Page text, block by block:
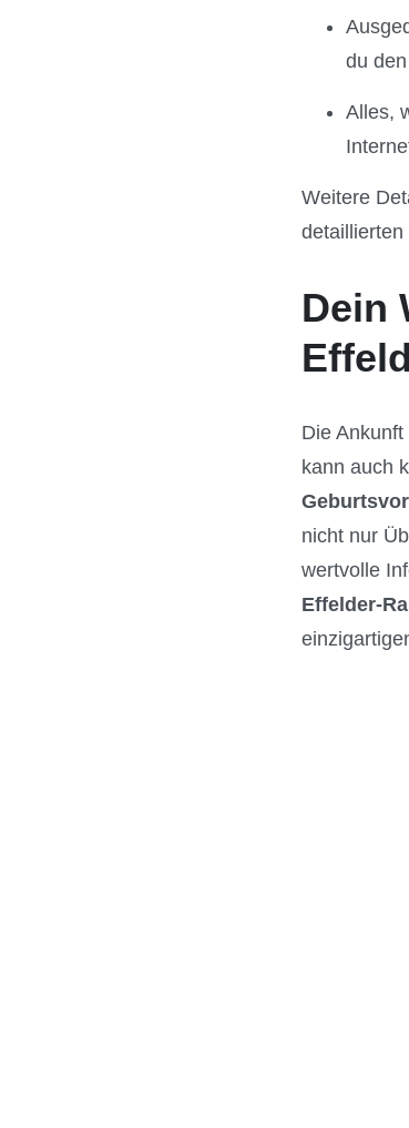
du
Alles,
Weitere
detaillierten
Dein
Die
kann auch
nicht nur
wertvolle
Effelder-